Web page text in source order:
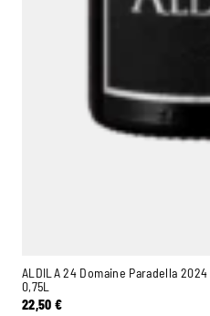
ALDILA 24 Domaine Paradella 2024
0,75L
22,50€